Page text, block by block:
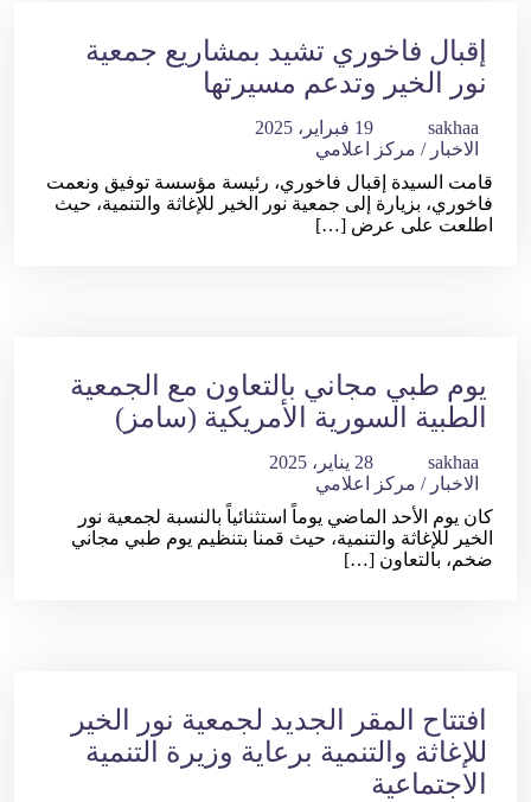
إقبال فاخوري تشيد بمشاريع جمعية
نور الخير وتدعم مسيرتها
sakhaa
19 فبراير، 2025
الاخبار / مركز اعلامي
قامت السيدة إقبال فاخوري، رئيسة مؤسسة توفيق ونعمت
فاخوري، بزيارة إلى جمعية نور الخير للإغاثة والتنمية، حيث
اطلعت على عرض […]
يوم طبي مجاني بالتعاون مع الجمعية
الطبية السورية الأمريكية (سامز)
sakhaa
28 يناير، 2025
الاخبار / مركز اعلامي
كان يوم الأحد الماضي يوماً استثنائياً بالنسبة لجمعية نور
الخير للإغاثة والتنمية، حيث قمنا بتنظيم يوم طبي مجاني
ضخم، بالتعاون […]
افتتاح المقر الجديد لجمعية نور الخير
للإغاثة والتنمية برعاية وزيرة التنمية
الاجتماعية